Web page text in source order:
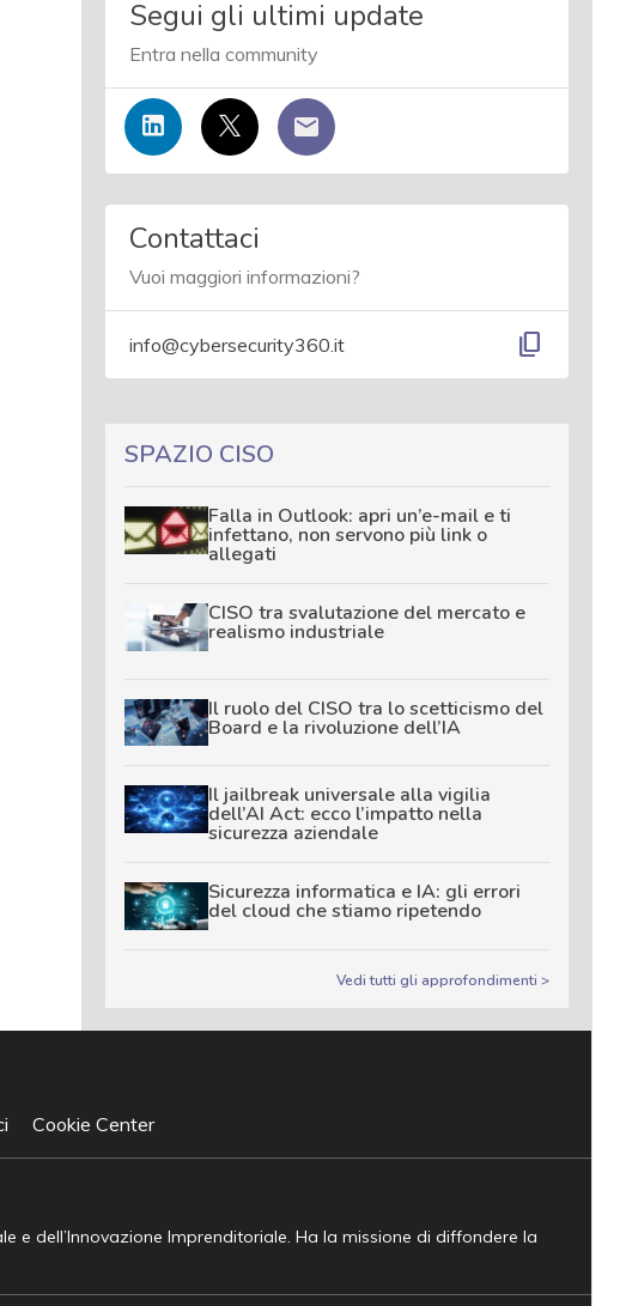
Segui gli ultimi update
Entra nella community
Contattaci
Vuoi maggiori informazioni?
info@cybersecurity360.it content_copy
SPAZIO CISO
Falla in Outlook: apri un’e-mail e ti
infettano, non servono più link o
allegati
CISO tra svalutazione del mercato e
realismo industriale
Il ruolo del CISO tra lo scetticismo del
Board e la rivoluzione dell’IA
Il jailbreak universale alla vigilia
dell’AI Act: ecco l’impatto nella
sicurezza aziendale
Sicurezza informatica e IA: gli errori
del cloud che stiamo ripetendo
Vedi tutti gli approfondimenti >
Cookie Center
dell’Innovazione Imprenditoriale. Ha la missione di diffondere la